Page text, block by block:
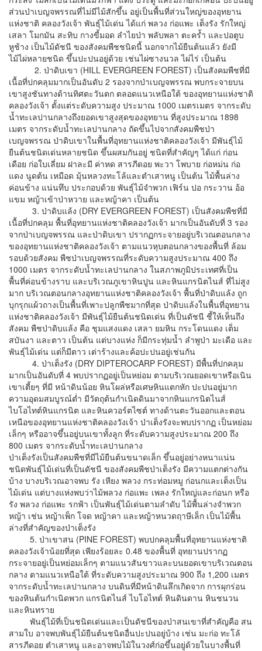
ส่วนป่าเบญจพรรณที่ไม่มีไม้สักขึ้น อยู่เป็นพื้นที่ส่วนใหญ่ของอุทยาน
แห่งชาติ คลองวังเจ้า พันธุ์ไม้เด่น ได้แก่ พลวง ก่อแพะ เต็งรัง รักใหญ่
เสลา โมกมัน สะทิบ กางขี้มอด ลำไยป่า พลับพลา ตะคร้ำ และปอตูบ
หูช้าง เป็นไม้ดัชนี ของสังคมพืชชนิดนี้ นอกจากไม้ยืนต้นแล้ว ยังมี
ไม้ไผ่หลายชนิด ขึ้นปะปนอยู่ด้วย เช่นไผ่ซางนวล ไผ่ไร่ เป็นต้น
2. ป่าดิบเขา (HILL EVERGREEN FOREST) เป็นสังคมพืชที่มี
เนื้อที่ปกคลุมมากเป็นอันดับ 2 รองจากป่าเบญจพรรณ พบกระจายบน
เขาสูงชันทางด้านทิศตะวันตก ตลอดแนวเหนือใต้ ของอุทยานแห่งชาติ
คลองวังเจ้า ตั้งแต่ระดับความสูง ประมาณ 1000 เมตรเมตร จากระดับ
น้ำทะเลปานกลางถึงยอดเขาสูงสุดของอุทยาน ที่สูงประมาณ 1898
เมตร จากระดับน้ำทะเลปานกลาง ถัดขึ้นไปจากสังคมพืชป่า
เบญจพรรณ ป่าดิบเขาในพื้นที่อุทยานแห่งชาติคลองวังเจ้า มีพันธุ์ไม้
ยืนต้นชนิดเด่นหลายชนิด ขึ้นผสมกันอยู่ ชนิดที่สำคัญๆ ได้แก่ ก่อน
เดือย ก่อใบเลี่ยม ฝาละมี ค่าหด สารภีดอย พะวา โพบาย ก่อหม่น ก่อ
แดง นูดต้น เหมือด มุ้นหลวงทะโล้และตำเสาหนู เป็นต้น ไม้พื้นล่าง
ค่อนข้าง แน่นทึบ ประกอบด้วย พันธุ์ไม้จำพวก เฟิร์น ปอ กระวาน อ้อ
แขม หญ้าเข้าป่าหวาย และหญ้าคา เป็นต้น
3. ป่าดิบแล้ง (DRY EVERGREEN FOREST) เป็นสังคมพืชที่มี
เนื้อที่ปกคลุม พื้นที่อุทยานแห่งชาติคลองวังเจ้า มากเป็นอันดับที่ 3 รอง
จากป่าเบญจพรรณ และป่าดิบเขา ปรากฏกระจายอยู่บริเวณตอนกลาง
ของอุทยานแห่งชาติคลองวังเจ้า ตามแนวหุบตอนกลางของพื้นที่ ล้อม
รอบด้วยสังคม พืชป่าเบญจพรรณที่ระดับความสูงประมาณ 400 ถึง
1000 เมตร จากระดับน้ำทะเลปานกลาง ในสภาพภูมิประเทศที่เป็น
พื้นที่ค่อนข้างราบ และบริเวณภูเขาหินปูน และหินแกรนิตไนส์ ที่ไม่สูง
มาก บริเวณตอนกลางอุทยานแห่งชาติคลองวังเจ้า พื้นที่ป่าดิบแล้ง ถูก
บุกรุกแผ้วถางเป็นพื้นที่เพาะปลูกพืชมากที่สุด ป่าดิบแล้งในพื้นที่อุทยาน
แห่งชาติคลองวังเจ้า มีพันธุ์ไม้ยืนต้นชนิดเด่น ที่เป็นดัชนี ชี้ให้เห็นถึง
สังคม พืชป่าดิบแล้ง คือ ชุมแสงแดง เสลา ยมหิน กระโดนแดง เต็ม
สบันงา และตาว เป็นต้น แต่บางแห่ง ก็มีกระทุ่มน้ำ ลำพูป่า มะเดือ และ
พันธุ์ไม้เด่น แต่ก็มีตาว เต่าร้างและค้อปะปนอยู่เช่นกัน
4. ป่าเต็งรัง (DRY DIPTEROCARP FOREST) มีพื้นที่ปกคลุม
มากเป็นอันดับที่ 4 พบปรากฏอยู่เป็นหย่อม ตามบริเวณยอดเขาหรือเนิน
เขาเตี้ยๆ ที่มี หน้าดินน้อย หินโผล่หรือเศษหินแตกหัก ปะปนอยู่มาก
ความอุดมสมบูรณ์ต่ำ มีวัตถุต้นกำเนิดดินมาจากหินแกรนิตไนส์
ไบโอไทต์หินแกรนิต และหินควอร์ตไซต์ ทางด้านตะวันออกและตอน
เหนือของอุทยานแห่งชาติคลองวังเจ้า ป่าเต็งรังจะพบปรากฏ เป็นหย่อม
เล็กๆ หรืออาจขึ้นอยู่บนเขาทั้งลูก ที่ระดับความสูงประมาณ 200 ถึง
800 เมตร จากระดับน้ำทะเลปานกลาง
ป่าเต็งรังเป็นสังคมพืชที่มีไม้ยืนต้นขนาดเล็ก ขึ้นอยู่อย่างหนาแน่น
ชนิดพันธุ์ไม้เด่นที่เป็นดัชนี ของสังคมพืชป่าเต็งรัง มีความแตกต่างกัน
บ้าง บางบริเวณอาจพบ รัง เหียง พลวง กระท่อมหมู ก่อนกและเต็งเป็น
ไม้เด่น แต่บางแห่งพบว่าไม้พลวง ก่อแพะ เพลง รักใหญ่และก่อนก หรือ
รัง พลวง ก่อแพะ รกฟ้า เป็นพันธุ์ไม้เด่นตามลำดับ ไม้พื้นล่างจำพวก
หญ้า เช่น หญ้าเพ็ก โจด หญ้าคา และหญ้าหนวดฤาษีเล็ก เป็นไม้พื้น
ล่างที่สำคัญของป่าเต็งรัง
5. ป่าเขาสน (PINE FOREST) พบปกคลุมพื้นที่อุทยานแห่งชาติ
คลองวังเจ้าน้อยที่สุด เพียงร้อยละ 0.48 ของพื้นที่ อุทยานปรากฏ
กระจายอยู่เป็นหย่อมเล็กๆ ตามแนวสันขาวและบนยอดเขาบริเวณตอน
กลาง ตามแนวเหนือใต้ ที่ระดับความสูงประมาณ 900 ถึง 1,200 เมตร
จากระดับน้ำทะเลปานกลาง บนดินที่มีหน้าดินลึกเกิดจาก การผุกร่อน
ของหินต้นกำเนิดพวก แกรนิตไนส์ ไบโอไทต์ หินดินดาน หินชนวน
และหินทราย
พันธุ์ไม้ที่เป็นชนิดเด่นและเป็นดัชนีของป่าสนเขาที่สำคัญคือ สน
สามใบ อาจพบพันธุ์ไม้ยืนต้นชนิดอื่นปะปนอยู่บ้าง เช่น มะก่อ ทะโล้
สารภีดอย ตำเสาหนู และอาจพบไม้ในวงศ์ก่อขึ้นอยู่ด้วยในบางพื้นที่